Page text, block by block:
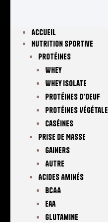
Accueil
Nutrition Sportive
Protéines
Whey
Whey Isolate
Protéines D’oeuf
Protéines
Caséines
Prise De Masse
Gainers
Autre
Acides Aminés
BCAA
Eaa
Glutamine